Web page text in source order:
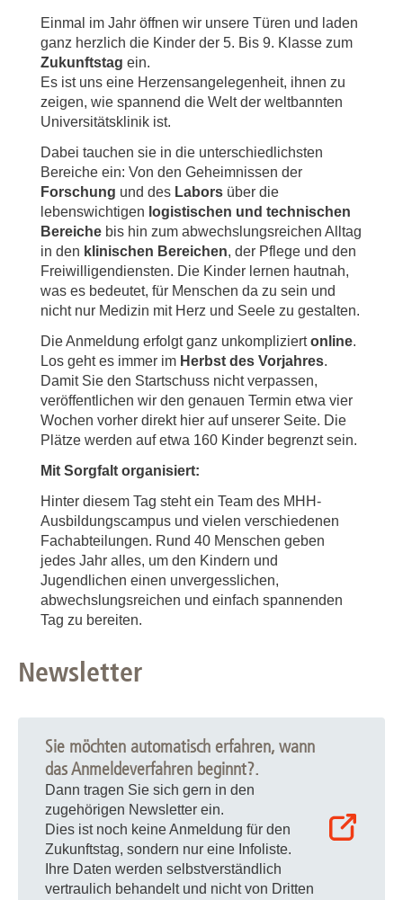
Einmal im Jahr öffnen wir unsere Türen und laden
ganz herzlich die Kinder der 5. Bis 9. Klasse zum
Zukunftstag ein.
Es ist uns eine Herzensangelegenheit, ihnen zu
zeigen, wie spannend die Welt der weltbannten
Universitätsklinik ist.
Dabei tauchen sie in die unterschiedlichsten
Bereiche ein: Von den Geheimnissen der
Forschung und des Labors über die
lebenswichtigen logistischen und technischen
Bereiche bis hin zum abwechslungsreichen Alltag
in den klinischen Bereichen, der Pflege und den
Freiwilligendiensten. Die Kinder lernen hautnah,
was es bedeutet, für Menschen da zu sein und
nicht nur Medizin mit Herz und Seele zu gestalten.
Die Anmeldung erfolgt ganz unkompliziertonline.
Los geht es immer im Herbst des Vorjahres.
Damit Sie den Startschuss nicht verpassen,
veröffentlichen wir den genauen Termin etwa vier
Wochen vorher direkt hier auf unserer Seite. Die
Plätze werden auf etwa 160 Kinder begrenzt sein.
Mit Sorgfalt organisiert:
Hinter diesem Tag steht ein Team des MHH-
Ausbildungscampus und vielen verschiedenen
Fachabteilungen. Rund 40 Menschen geben
jedes Jahr alles, um den Kindern und
Jugendlichen einen unvergesslichen,
abwechslungsreichen und einfach spannenden
Tag zu bereiten.
Newsletter
Sie möchten automatisch erfahren, wann
das Anmeldeverfahren beginnt?.
Dann tragen Sie sich gern in den
zugehörigen Newsletter ein.
Dies ist noch keine Anmeldung für den
Zukunftstag, sondern nur eine Infoliste.
Ihre Daten werden selbstverständlich
vertraulich behandelt und nicht von Dritten